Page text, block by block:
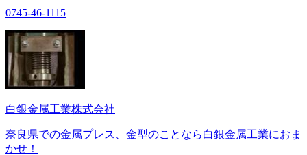
0745-46-1115
白銀金属工業株式会社
奈良県での金属プレス、金型のことなら白銀金属工業におま
かせ！